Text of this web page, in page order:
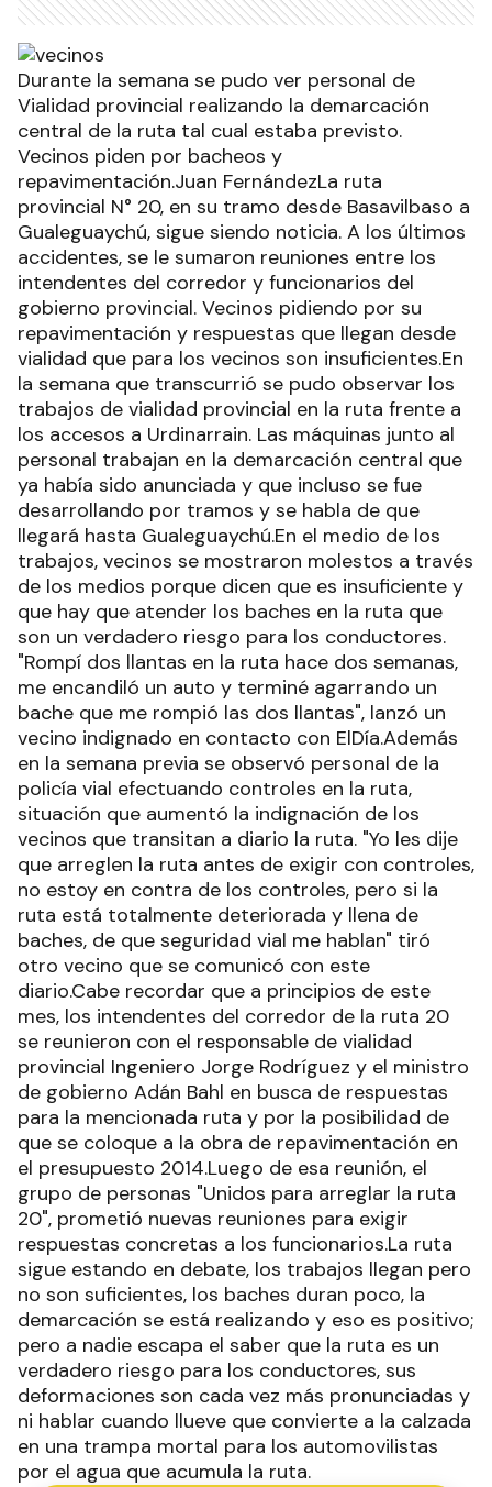
Durante la semana se pudo ver personal de
Vialidad provincial realizando la demarcación
central de la ruta tal cual estaba previsto.
Vecinos piden por bacheos y
repavimentación.Juan FernándezLa ruta
provincial N° 20, en su tramo desde Basavilbaso a
Gualeguaychú, sigue siendo noticia. A los últimos
accidentes, se le sumaron reuniones entre los
intendentes del corredor y funcionarios del
gobierno provincial. Vecinos pidiendo por su
repavimentación y respuestas que llegan desde
vialidad que para los vecinos son insuficientes.En
la semana que transcurrió se pudo observar los
trabajos de vialidad provincial en la ruta frente a
los accesos a Urdinarrain. Las máquinas junto al
personal trabajan en la demarcación central que
ya había sido anunciada y que incluso se fue
desarrollando por tramos y se habla de que
llegará hasta Gualeguaychú.En el medio de los
trabajos, vecinos se mostraron molestos a través
de los medios porque dicen que es insuficiente y
que hay que atender los baches en la ruta que
son un verdadero riesgo para los conductores.
"Rompí dos llantas en la ruta hace dos semanas,
me encandiló un auto y terminé agarrando un
bache que me rompió las dos llantas", lanzó un
vecino indignado en contacto con ElDía.Además
en la semana previa se observó personal de la
policía vial efectuando controles en la ruta,
situación que aumentó la indignación de los
vecinos que transitan a diario la ruta. "Yo les dije
que arreglen la ruta antes de exigir con controles,
no estoy en contra de los controles, pero si la
ruta está totalmente deteriorada y llena de
baches, de que seguridad vial me hablan" tiró
otro vecino que se comunicó con este
diario.Cabe recordar que a principios de este
mes, los intendentes del corredor de la ruta 20
se reunieron con el responsable de vialidad
provincial Ingeniero Jorge Rodríguez y el ministro
de gobierno Adán Bahl en busca de respuestas
para la mencionada ruta y por la posibilidad de
que se coloque a la obra de repavimentación en
el presupuesto 2014.Luego de esa reunión, el
grupo de personas "Unidos para arreglar la ruta
20", prometió nuevas reuniones para exigir
respuestas concretas a los funcionarios.La ruta
sigue estando en debate, los trabajos llegan pero
no son suficientes, los baches duran poco, la
demarcación se está realizando y eso es positivo;
pero a nadie escapa el saber que la ruta es un
verdadero riesgo para los conductores, sus
deformaciones son cada vez más pronunciadas y
ni hablar cuando llueve que convierte a la calzada
en una trampa mortal para los automovilistas
por el agua que acumula la ruta.